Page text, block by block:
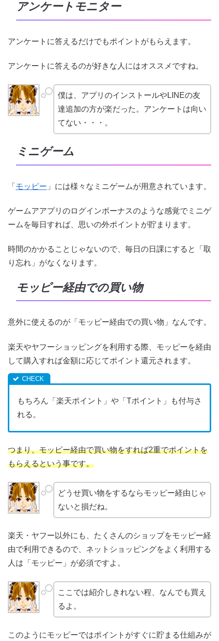
アンケートモニター
アンケートに答えるだけでもポイントがもらえます。
アンケートに答えるのが好きな人にはオススメですね。
僕は、アプリのインストールやLINEの友
達追加の方が楽だった。アンケートは向い
てない・・・。
ミニゲーム
「 モッピー 」には様々なミニゲームが用意されています。
ゲームアアプリのログインボーナスのような感覚でミニゲ
ームを毎日すれば、思いの外ポイントが貯まります。
時間のかかることじゃないので、毎日の日課にすると「取
り忘れ」がなくなります。
モッピー経由での買い物
意外に使えるのが「モッピー経由での買い物」なんです。
楽天やヤフーショッピングを利用する際、モッピーを経由
して購入すれば金額に応じてポイント還元されます。
もちろん「楽天ポイント」や「Tポイント」も付与さ
れる。
つまり、モッピー経由で買い物をすれば2重でポイントを
もらえるという事です。
どうせ買い物をするならモッピー経由じゃ
ないと損だね。
楽天・ヤフー以外にも、たくさんのショップをモッピー経
由で利用できるので、ネットショッピングをよく利用する
人は「モッピー」が必須ですよ。
ここでは紹介しきれない程、なんでも買え
るよ。
このようにモッピーではポイントがすぐに貯まる仕組みが